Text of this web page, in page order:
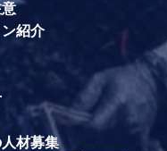
紹介
材募集